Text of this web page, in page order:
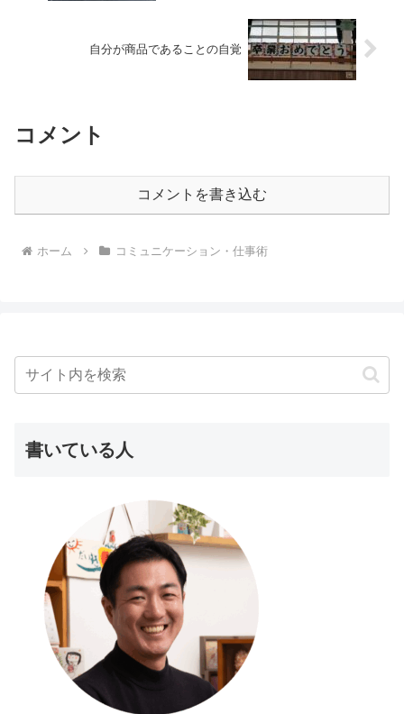
自分が商品であることの自覚
コメント
コメントを書き込む
ホーム コミュニケーション・仕事術
書いている人